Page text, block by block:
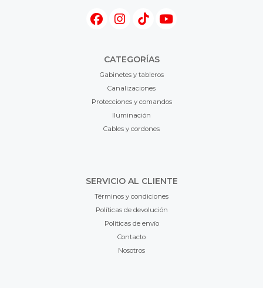
CATEGORÍAS
Gabinetes y tableros
Canalizaciones
Protecciones y comandos
Iluminación
Cables y cordones
SERVICIO AL CLIENTE
Términos y condiciones
Políticas de devolución
Políticas de envío
Contacto
Nosotros